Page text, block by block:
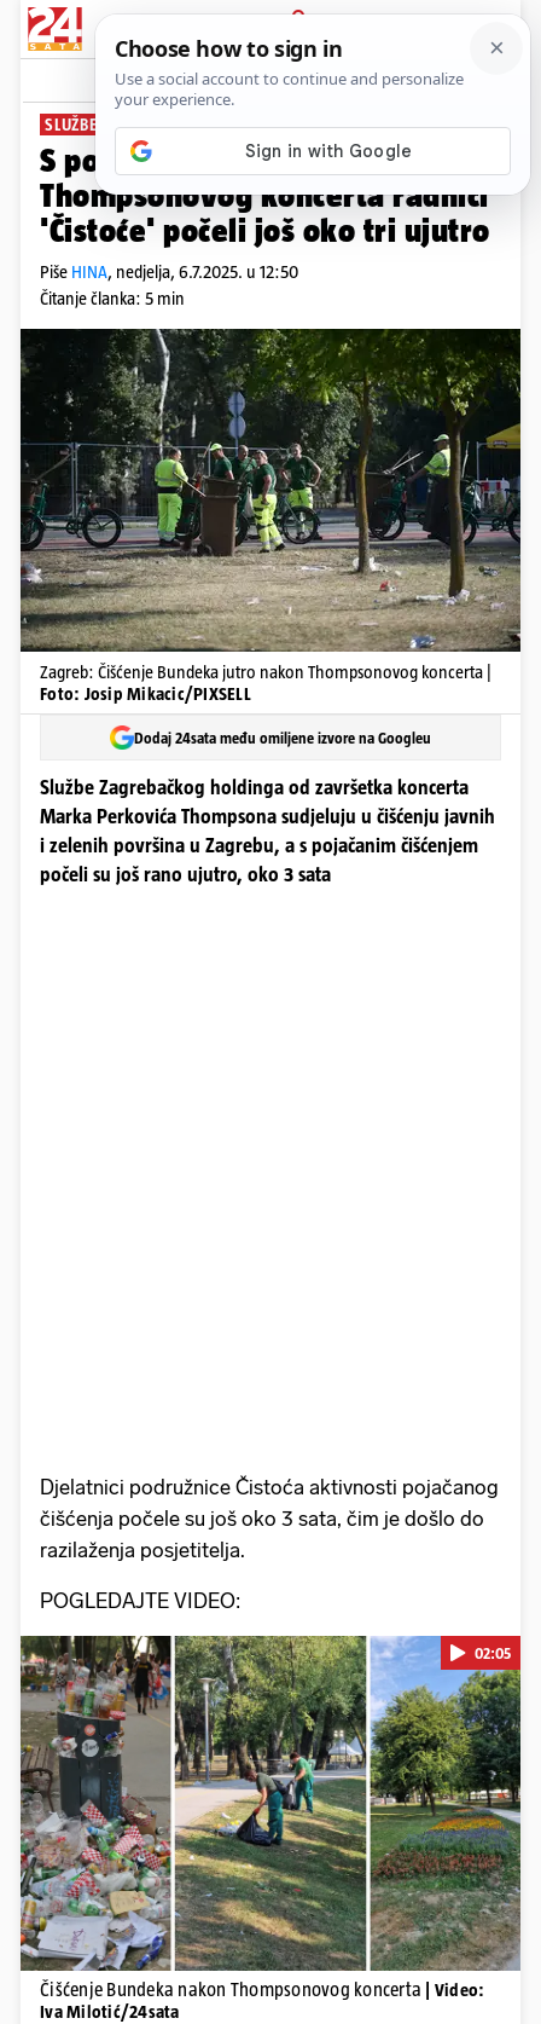
PRIJAVA
News Komentari
SLUŽBE U POGONU
S pojačanim čišćenjem nakon
Thompsonovog koncerta radnici
'Čistoće' počeli još oko tri ujutro
Piše HINA, nedjelja, 6.7.2025. u 12:50
Čitanje članka: 5 min
Zagreb: Čišćenje Bundeka jutro nakon Thompsonovog koncerta |
Foto: Josip Mikacic/PIXSELL
Dodaj 24sata među omiljene izvore na Googleu
Službe Zagrebačkog holdinga od završetka koncerta
Marka Perkovića Thompsona sudjeluju u čišćenju javnih
i zelenih površina u Zagrebu, a s pojačanim čišćenjem
počeli su još rano ujutro, oko 3 sata
Djelatnici podružnice Čistoća aktivnosti pojačanog
čišćenja počele su još oko 3 sata, čim je došlo do
razilaženja posjetitelja.
POGLEDAJTE VIDEO:
Pokretanje videa...
02:05
Čišćenje Bundeka nakon Thompsonovog koncerta
| Video:
Iva Milotić/24sata